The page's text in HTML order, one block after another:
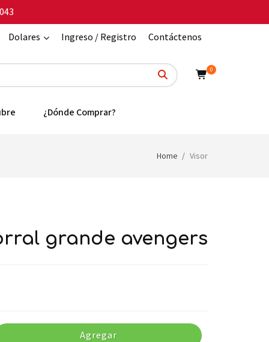
Dolares
Ingreso / Registro Contáctenos
0
¿Dónde Comprar?
Home Visor
grande avengers
Agregar